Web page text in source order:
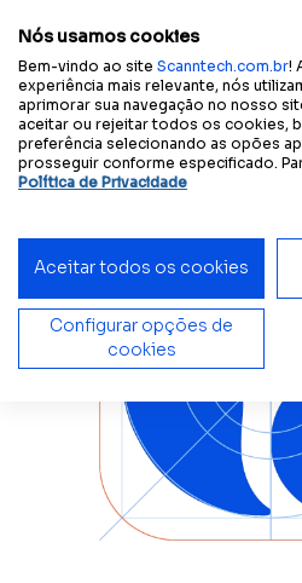
experiência acessível:
Início BC
Nós usamos cookies
Bem-vindo ao site Scanntech.com.br!
experiência mais relevante, nós
aprimorar sua navegação no nosso
aceitar ou rejeitar todos os cookies,
preferência selecionando as opões
prosseguir conforme especificado.
Política de Privacidade
Aceitar todos os cookies
Configurar opções de
cookies